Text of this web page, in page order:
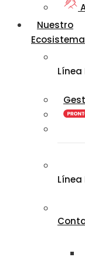
Nuestro
Ecosistema
Línea